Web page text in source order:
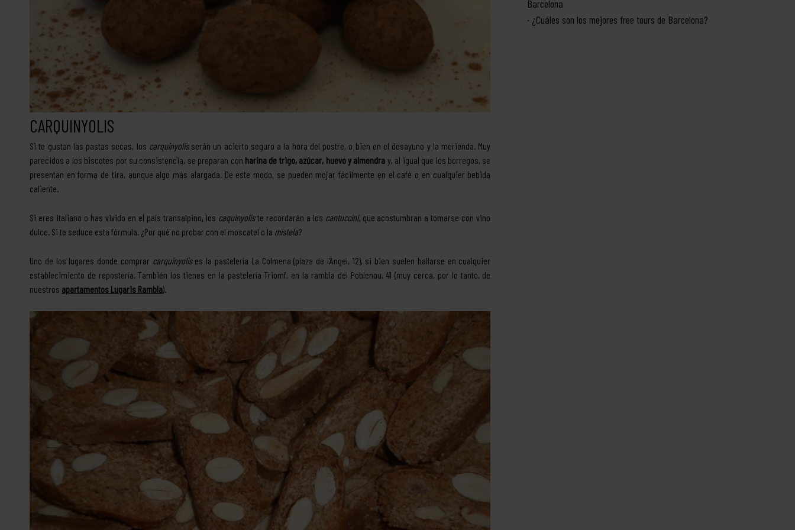
CARQUINYOLIS
Si te gustan las pastas secas, los carquinyolis serán un acierto seguro a la hora del postre, o bien en el desayuno y la merienda. Muy
parecidos a los biscotes por su consistencia, se preparan con harina de trigo, azúcar, huevo y almendra y, al igual que los borregos, se
presentan en forma de tira, aunque algo más alargada. De este modo, se pueden mojar fácilmente en el café o en cualquier bebida
caliente.
Si eres italiano o has vivido en el país transalpino, los caquinyoliste recordarán a los cantuccini, que acostumbran a tomarse con vino
dulce. Si te seduce esta fórmula. ¿Por qué no probar con el moscatel o la mistela?
Uno de los lugares donde comprar carquinyolises la pastelería La Colmena (plaza de l’Àngel, 12), si bien suelen hallarse en cualquier
establecimiento de repostería. También los tienes en la pastelería Triomf, en la rambla del Poblenou, 41 (muy cerca, por lo tanto, de
nuestros apartamentos Lugaris Rambla).
Barcelona
¿Cuáles son los mejores free tours de Barcelona?